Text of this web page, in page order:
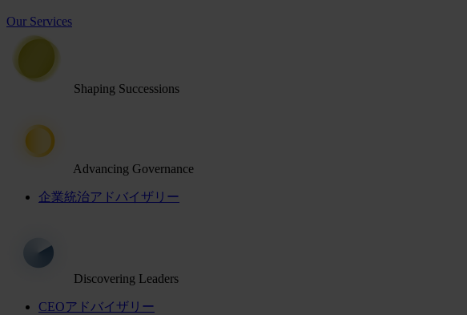
Our Services
Shaping Successions
Advancing Governance
企業統治アドバイザリー
Discovering Leaders
CEOアドバイザリー